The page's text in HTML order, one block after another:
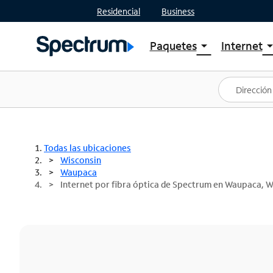
Residencial Business
Paquetesarrow_drop_down
Ver paquetes
Spectrum One
Mejores ofertas
Internetarrow_drop_down
Planes
Todas las ubicaciones
Wisconsin
Waupaca
Internet por fibra óptica de Spectrum en Waupaca,